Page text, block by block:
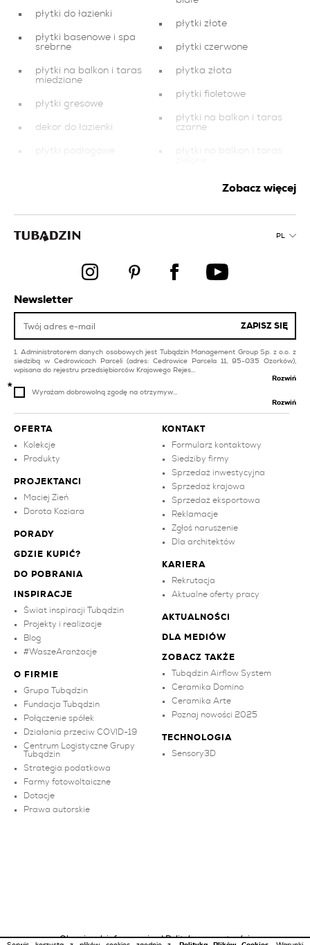
płytki do łazienki
płytki basenowe i spa
srebrne
płytki na balkon i taras
miedziane
płytki gresowe
dekor do łazienki
płytki podłogowe
złote
płytki kuchenne czarne
płytki łazienkowe
płytki srebrne na
płytki na balkon i taras
żółte
płytki złote
płytki czerwone
płytka złota
płytki fioletowe
płytki na balkon i taras
czarne
płytki na balkon i taras
balkony płytki
płytki basenowe i spa
pomarańczowe
Zobacz więcej
PL
OFERTA
Kolekcje
Produkty
PROJEKTANCI
Maciej Zień
Dorota Koziara
PORADY
GDZIE KUPIĆ?
DO POBRANIA
INSPIRACJE
Świat inspiracji Tubądzin
Projekty i realizacje
Blog
#WaszeAranżacje
O FIRMIE
Grupa Tubądzin
Fundacja Tubądzin
Połączenie spółek
Działania przeciw COVID-19
Centrum Logistyczne Grupy
Tubądzin
Strategia podatkowa
Farmy fotowoltaiczne
Dotacje
Prawa autorskie
KONTAKT
Formularz kontaktowy
Siedziby firmy
Sprzedaż inwestycyjna
Sprzedaż krajowa
Sprzedaż eksportowa
Reklamacje
Zgłoś naruszenie
Dla architektów
KARIERA
Rekrutacja
Aktualne oferty pracy
AKTUALNOŚCI
DLA MEDIÓW
ZOBACZ TAKŻE
Tubądzin Airflow System
Ceramika Domino
Ceramika Arte
Poznaj nowości 2025
TECHNOLOGIA
Sensory3D
Newsletter
ZAPISZ SIĘ
Administratorem danych osobowych jest Tubądzin Management Group Sp. z o.o. z
siedzibą w Cedrowicach Parceli (adres: Cedrowice Parcela 11, 95-035 Ozorków),
wpisana do rejestru przedsiębiorców Krajowego Rejes...
Rozwiń
Wyrażam dobrowolną zgodę na otrzymyw...
Rozwiń
Obowiązek informacyjny|Polityka prywatności